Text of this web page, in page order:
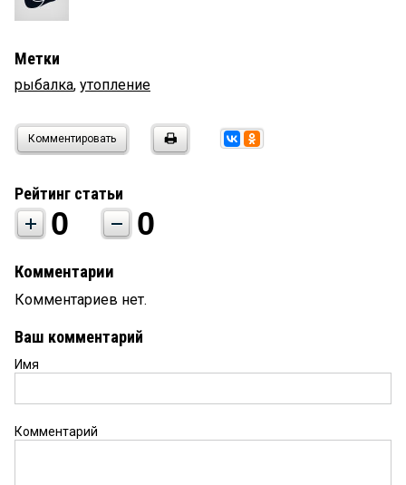
Метки
рыбалка, утопление
Комментировать
Рейтинг статьи
0 0
Комментарии
Комментариев нет.
Ваш комментарий
Имя
Комментарий